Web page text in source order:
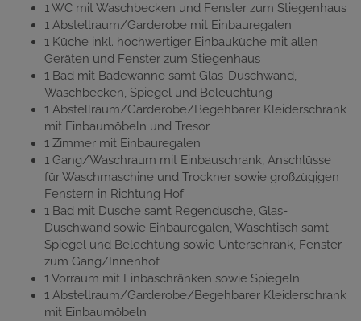
1 WC mit Waschbecken und Fenster zum Stiegenhaus
1 Abstellraum/Garderobe mit Einbauregalen
1 Küche inkl. hochwertiger Einbauküche mit allen
Geräten und Fenster zum Stiegenhaus
1 Bad mit Badewanne samt Glas-Duschwand,
Waschbecken, Spiegel und Beleuchtung
1 Abstellraum/Garderobe/Begehbarer Kleiderschrank
mit Einbaumöbeln und Tresor
1 Zimmer mit Einbauregalen
1 Gang/Waschraum mit Einbauschrank, Anschlüsse
für Waschmaschine und Trockner sowie großzügigen
Fenstern in Richtung Hof
1 Bad mit Dusche samt Regendusche, Glas-
Duschwand sowie Einbauregalen, Waschtisch samt
Spiegel und Belechtung sowie Unterschrank, Fenster
zum Gang/Innenhof
1 Vorraum mit Einbaschränken sowie Spiegeln
1 Abstellraum/Garderobe/Begehbarer Kleiderschrank
mit Einbaumöbeln